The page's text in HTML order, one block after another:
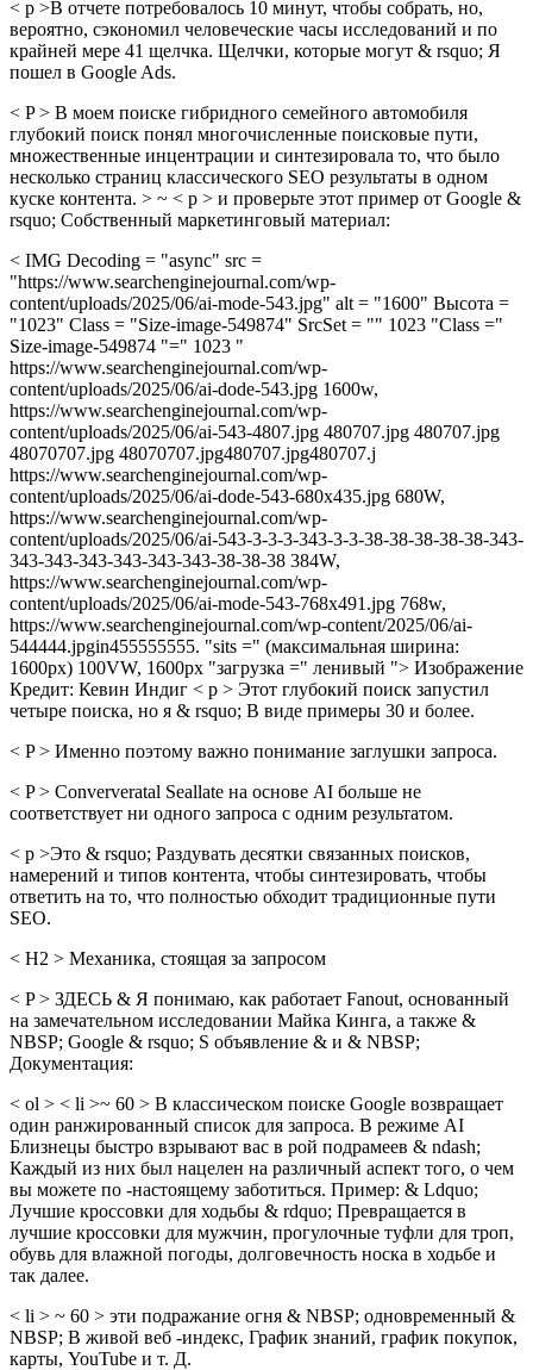
< p >В отчете потребовалось 10 минут, чтобы собрать, но,
вероятно, сэкономил человеческие часы исследований и по
крайней мере 41 щелчка. Щелчки, которые могут & rsquo; Я
пошел в Google Ads.
< P > В моем поиске гибридного семейного автомобиля
глубокий поиск понял многочисленные поисковые пути,
множественные инцентрации и синтезировала то, что было
несколько страниц классического SEO результаты в одном
куске контента. > ~ < p > и проверьте этот пример от Google &
rsquo; Собственный маркетинговый материал:
< IMG Decoding = "async" src =
"https://www.searchenginejournal.com/wp-
content/uploads/2025/06/ai-mode-543.jpg" alt = "1600" Высота =
"1023" Class = "Size-image-549874" SrcSet = "" 1023 "Class ="
Size-image-549874 "=" 1023 "
https://www.searchenginejournal.com/wp-
content/uploads/2025/06/ai-dode-543.jpg 1600w,
https://www.searchenginejournal.com/wp-
content/uploads/2025/06/ai-543-4807.jpg 480707.jpg 480707.jpg
48070707.jpg 48070707.jpg480707.jpg480707.j
https://www.searchenginejournal.com/wp-
content/uploads/2025/06/ai-dode-543-680x435.jpg 680W,
https://www.searchenginejournal.com/wp-
content/uploads/2025/06/ai-543-3-3-3-343-3-3-38-38-38-38-38-343-
343-343-343-343-343-343-38-38-38 384W,
https://www.searchenginejournal.com/wp-
content/uploads/2025/06/ai-mode-543-768x491.jpg 768w,
https://www.searchenginejournal.com/wp-content/2025/06/ai-
544444.jpgin455555555. "sits =" (максимальная ширина:
1600px) 100VW, 1600px "загрузка =" ленивый "> Изображение
Кредит: Кевин Индиг < p > Этот глубокий поиск запустил
четыре поиска, но я & rsquo; В виде примеры 30 и более.
< P > Именно поэтому важно понимание заглушки запроса.
< P > Conververatal Seallate на основе AI больше не
соответствует ни одного запроса с одним результатом.
< p >Это & rsquo; Раздувать десятки связанных поисков,
намерений и типов контента, чтобы синтезировать, чтобы
ответить на то, что полностью обходит традиционные пути
SEO.
< H2 > Механика, стоящая за запросом
< P > ЗДЕСЬ & Я понимаю, как работает Fanout, основанный
на замечательном исследовании Майка Кинга, а также &
NBSP; Google & rsquo; S объявление & и & NBSP;
Документация:
< ol > < li >~ 60 > В классическом поиске Google возвращает
один ранжированный список для запроса. В режиме AI
Близнецы быстро взрывают вас в рой подрамеев & ndash;
Каждый из них был нацелен на различный аспект того, о чем
вы можете по -настоящему заботиться. Пример: & Ldquo;
Лучшие кроссовки для ходьбы & rdquo; Превращается в
лучшие кроссовки для мужчин, прогулочные туфли для троп,
обувь для влажной погоды, долговечность носка в ходьбе и
так далее.
< li > ~ 60 > эти подражание огня & NBSP; одновременный &
NBSP; В живой веб -индекс, График знаний, график покупок,
карты, YouTube и т. Д.